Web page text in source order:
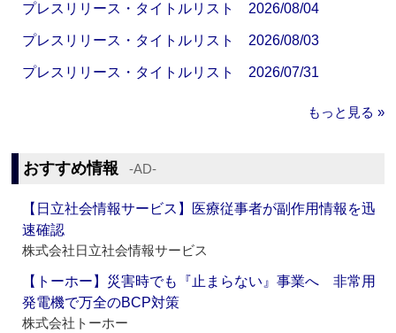
プレスリリース・タイトルリスト 2026/08/04
プレスリリース・タイトルリスト 2026/08/03
プレスリリース・タイトルリスト 2026/07/31
もっと見る »
おすすめ情報 ‐AD‐
【日立社会情報サービス】医療従事者が副作用情報を迅
速確認
株式会社日立社会情報サービス
【トーホー】災害時でも『止まらない』事業へ 非常用
発電機で万全のBCP対策
株式会社トーホー